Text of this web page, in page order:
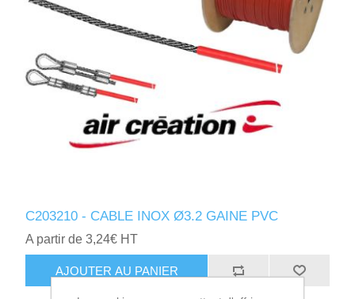
C203210 - CABLE INOX Ø3.2 GAINE PVC
A partir de 3,24€ HT
AJOUTER AU PANIER